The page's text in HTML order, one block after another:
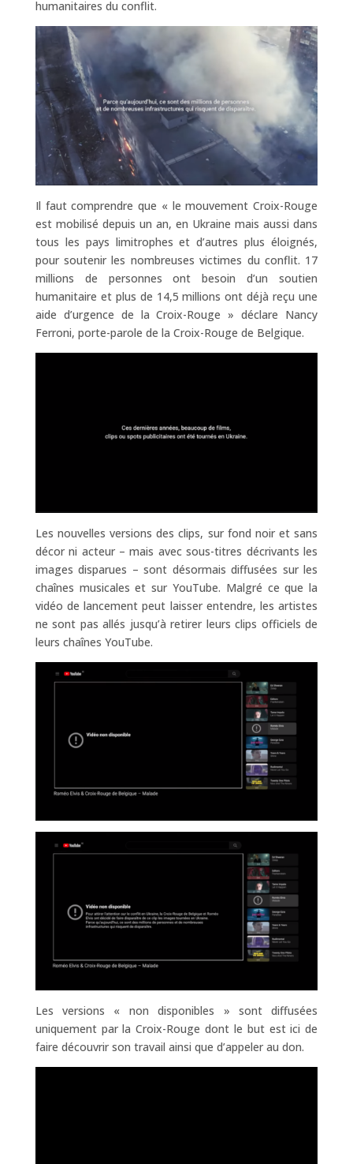
humanitaires du conflit.
Il faut comprendre que « le mouvement Croix-Rouge
est mobilisé depuis un an, en Ukraine mais aussi dans
tous les pays limitrophes et d’autres plus éloignés,
pour soutenir les nombreuses victimes du conflit. 17
millions de personnes ont besoin d’un soutien
humanitaire et plus de 14,5 millions ont déjà reçu une
aide d’urgence de la Croix-Rouge » déclare Nancy
Ferroni, porte-parole de la Croix-Rouge de Belgique.
Les nouvelles versions des clips, sur fond noir et sans
décor ni acteur – mais avec sous-titres décrivants les
images disparues – sont désormais diffusées sur les
chaînes musicales et sur YouTube. Malgré ce que la
vidéo de lancement peut laisser entendre, les artistes
ne sont pas allés jusqu’à retirer leurs clips officiels de
leurs chaînes YouTube.
Les versions « non disponibles » sont diffusées
uniquement par la Croix-Rouge dont le but est ici de
faire découvrir son travail ainsi que d’appeler au don.